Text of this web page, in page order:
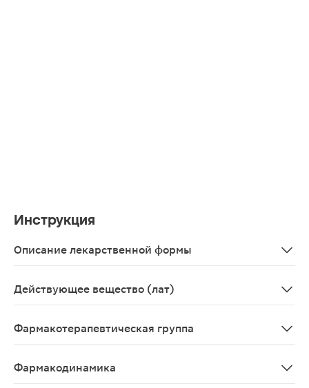
Инструкция
Описание лекарственной формы
Действующее вещество (лат)
Фармакотерапевтическая группа
Фармакодинамика